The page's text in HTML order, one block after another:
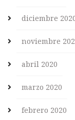
diciembre
noviembre
abril 2020
marzo 2020
febrero 2020